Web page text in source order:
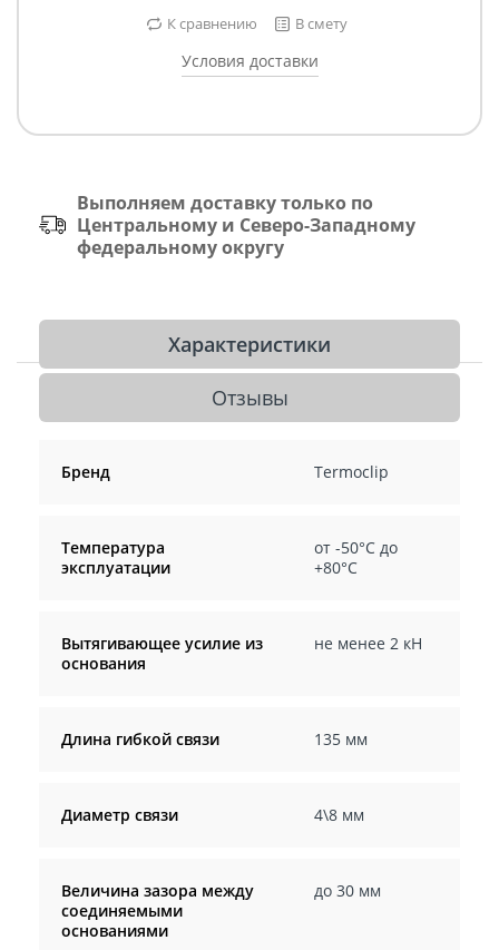
К сравнению В смету
Условия доставки
Выполняем доставку только по
Центральному и Северо-Западному
федеральному округу
Характеристики
Отзывы
Бренд Termoclip
Температура
эксплуатации
от -50°С до
+80°С
Вытягивающее усилие из
основания
не менее 2 кН
Длина гибкой связи 135 мм
Диаметр связи 4\8 мм
Величина зазора между
соединяемыми
основаниями
до 30 мм